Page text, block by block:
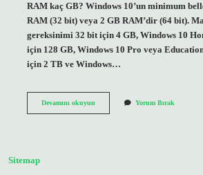
RAM kaç GB? Windows 10’un minimum
RAM (32 bit) veya 2 GB RAM’dir (64 bit).
gereksinimi 32 bit için 4 GB, Windows 10
için 128 GB, Windows 10 Pro veya
için 2 TB ve Windows…
Devamını okuyun128
Yorum Bırak
Sitemap